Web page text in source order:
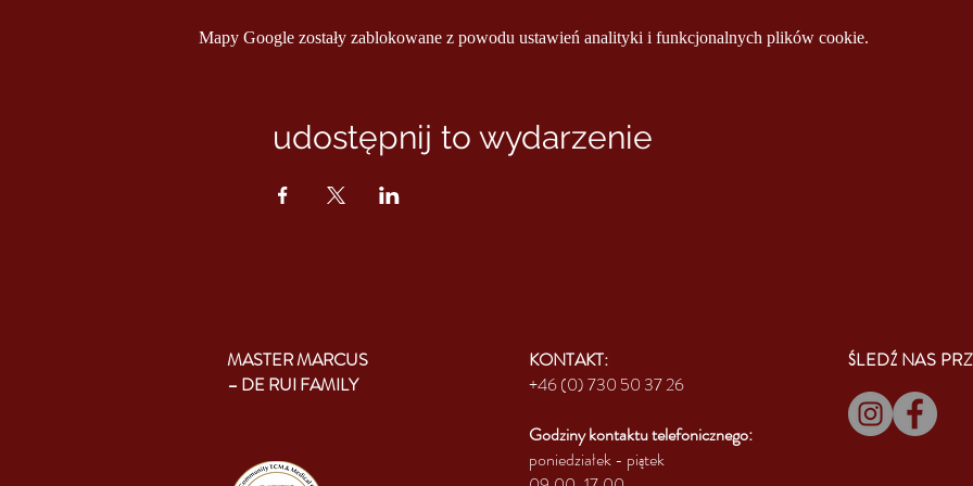
Mapy Google zostały zablokowane z powodu ustawień analityki i funkcjonalnych plików cookie.
udostępnij to wydarzenie
KONTAKT:
+46 (0) 730 50 37 26
Godziny kontaktutelefonicznego:
poniedziałek - piątek
MASTER MARCUS
– DE RUI FAMILY
ŚLEDŹ NAS